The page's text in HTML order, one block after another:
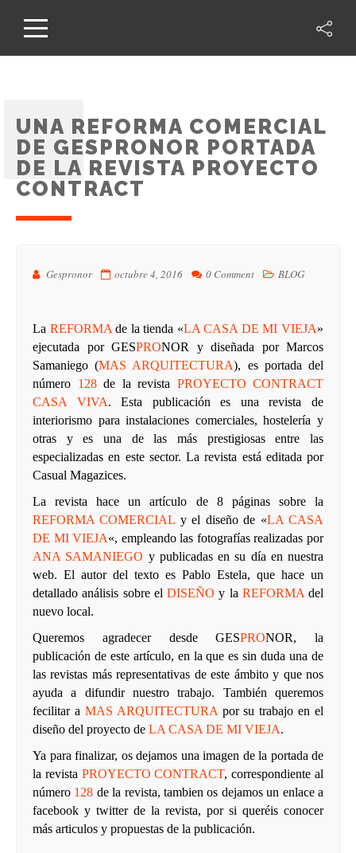
UNA REFORMA COMERCIAL
DE GESPRONOR PORTADA
DE LA REVISTA PROYECTO
CONTRACT
Gespronor octubre 4, 2016 0 Comment BLOG
La REFORMA de la tienda «LA CASA DE MI VIEJA»
ejecutada por GESPRONOR
y diseñada por Marcos
Samaniego (MAS ARQUITECTURA), es portada del
número 128de la revista PROYECTO CONTRACT
CASA VIVA. Esta publicación es una revista de
interiorismo para instalaciones comerciales, hostelería y
otras y es una de las más prestigiosas entre las
especializadas en este sector. La revista está editada por
Casual Magazices.
La revista hace un artículo de 8 páginas sobre la
REFORMA COMERCIAL y el diseño de «LA CASA
DE MI VIEJA«, empleando las fotografías realizadas por
ANA SAMANIEGO y publicadas en su día en nuestra
web. El autor del texto es Pablo Estela, que hace un
detallado análisis sobre el DISEÑO y la REFORMA del
nuevo local.
Queremos agradecer desdeGESPRONOR, la
publicación de este artículo, en la que es sin duda una de
las revistas más representativas de este ámbito y que nos
ayuda a difundir nuestro trabajo. También queremos
fecilitar a MAS ARQUITECTURA por su trabajo en el
diseño del proyecto de LA CASA DE MI VIEJA.
Ya para finalizar, os dejamos una imagen de la portada de
la revista PROYECTO CONTRACT, correspondiente al
número 128 de la revista, tambien os dejamos un enlace a
facebook y twitterde la revista, por si queréis conocer
más articulos y propuestas de la publicación.